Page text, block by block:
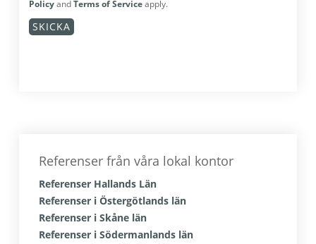
PolicyandTerms of Serviceapply.
sidofält
Referenser från våra lokal kontor
Referenser Hallands Län
Referenser i Östergötlands län
Referenser i Skåne län
Referenser i Södermanlands län